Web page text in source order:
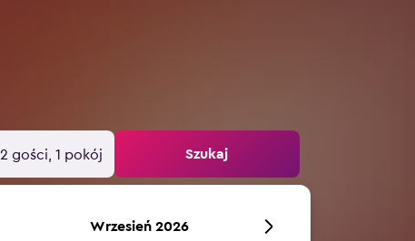
2 gości, 1 pokój Szukaj
Wrzesień 2026